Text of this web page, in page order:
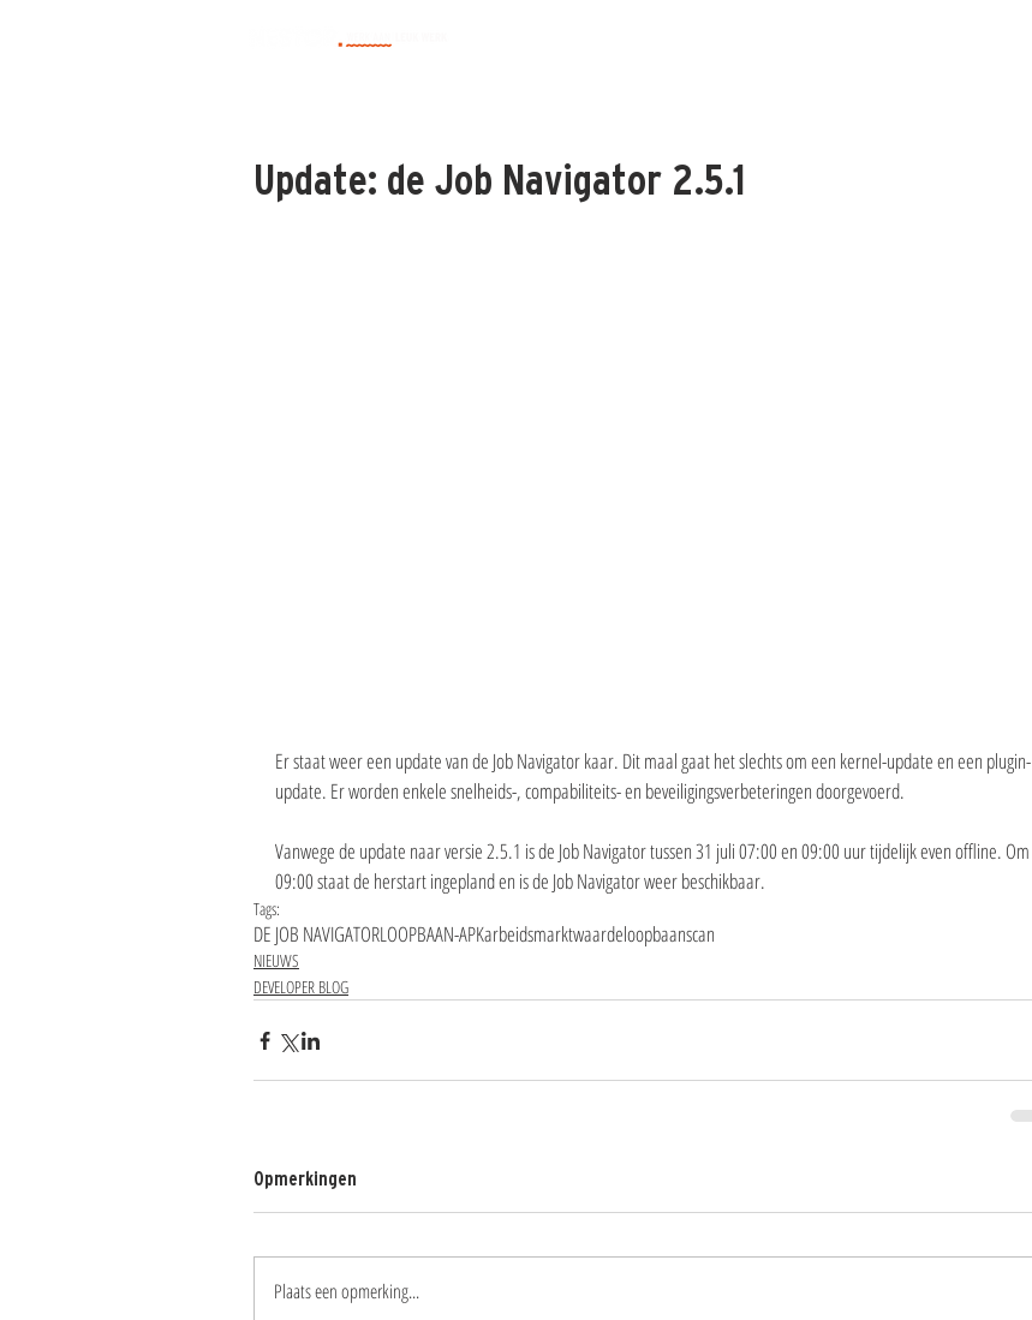
Update: de Job Navigator 2.5.1
Er staat weer een update van de Job Navigator kaar. Dit maal gaat het slechts om een kernel-update en een plugin-
update. Er worden enkele snelheids-, compabiliteits- en beveiligingsverbeteringen doorgevoerd.
Vanwege de update naar versie 2.5.1 is de Job Navigator tussen 31 juli 07:00 en 09:00 uur tijdelijk even offline. Om
09:00 staat de herstart ingepland en is de Job Navigator weer beschikbaar.
Tags:
DE JOB NAVIGATORLOOPBAAN-APKarbeidsmarktwaardeloopbaanscan
NIEUWS
DEVELOPER BLOG
Opmerkingen
Plaats een opmerking...